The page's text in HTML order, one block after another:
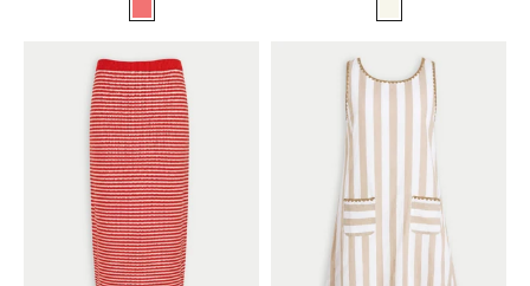
Peachy Pink Cream